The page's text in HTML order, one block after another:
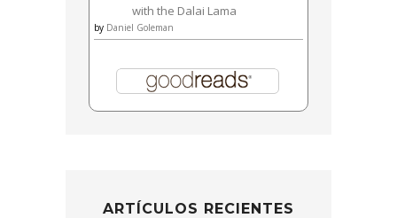
with the Dalai Lama
by Daniel Goleman
ARTÍCULOS RECIENTES